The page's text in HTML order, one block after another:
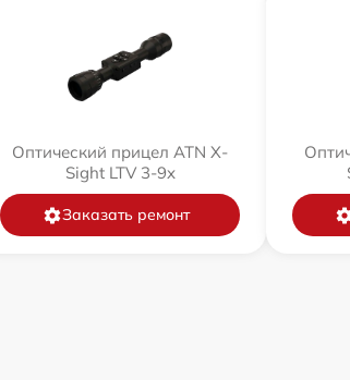
Оптический прицел ATN X-
Sight LTV 3-9x
Заказать ремонт